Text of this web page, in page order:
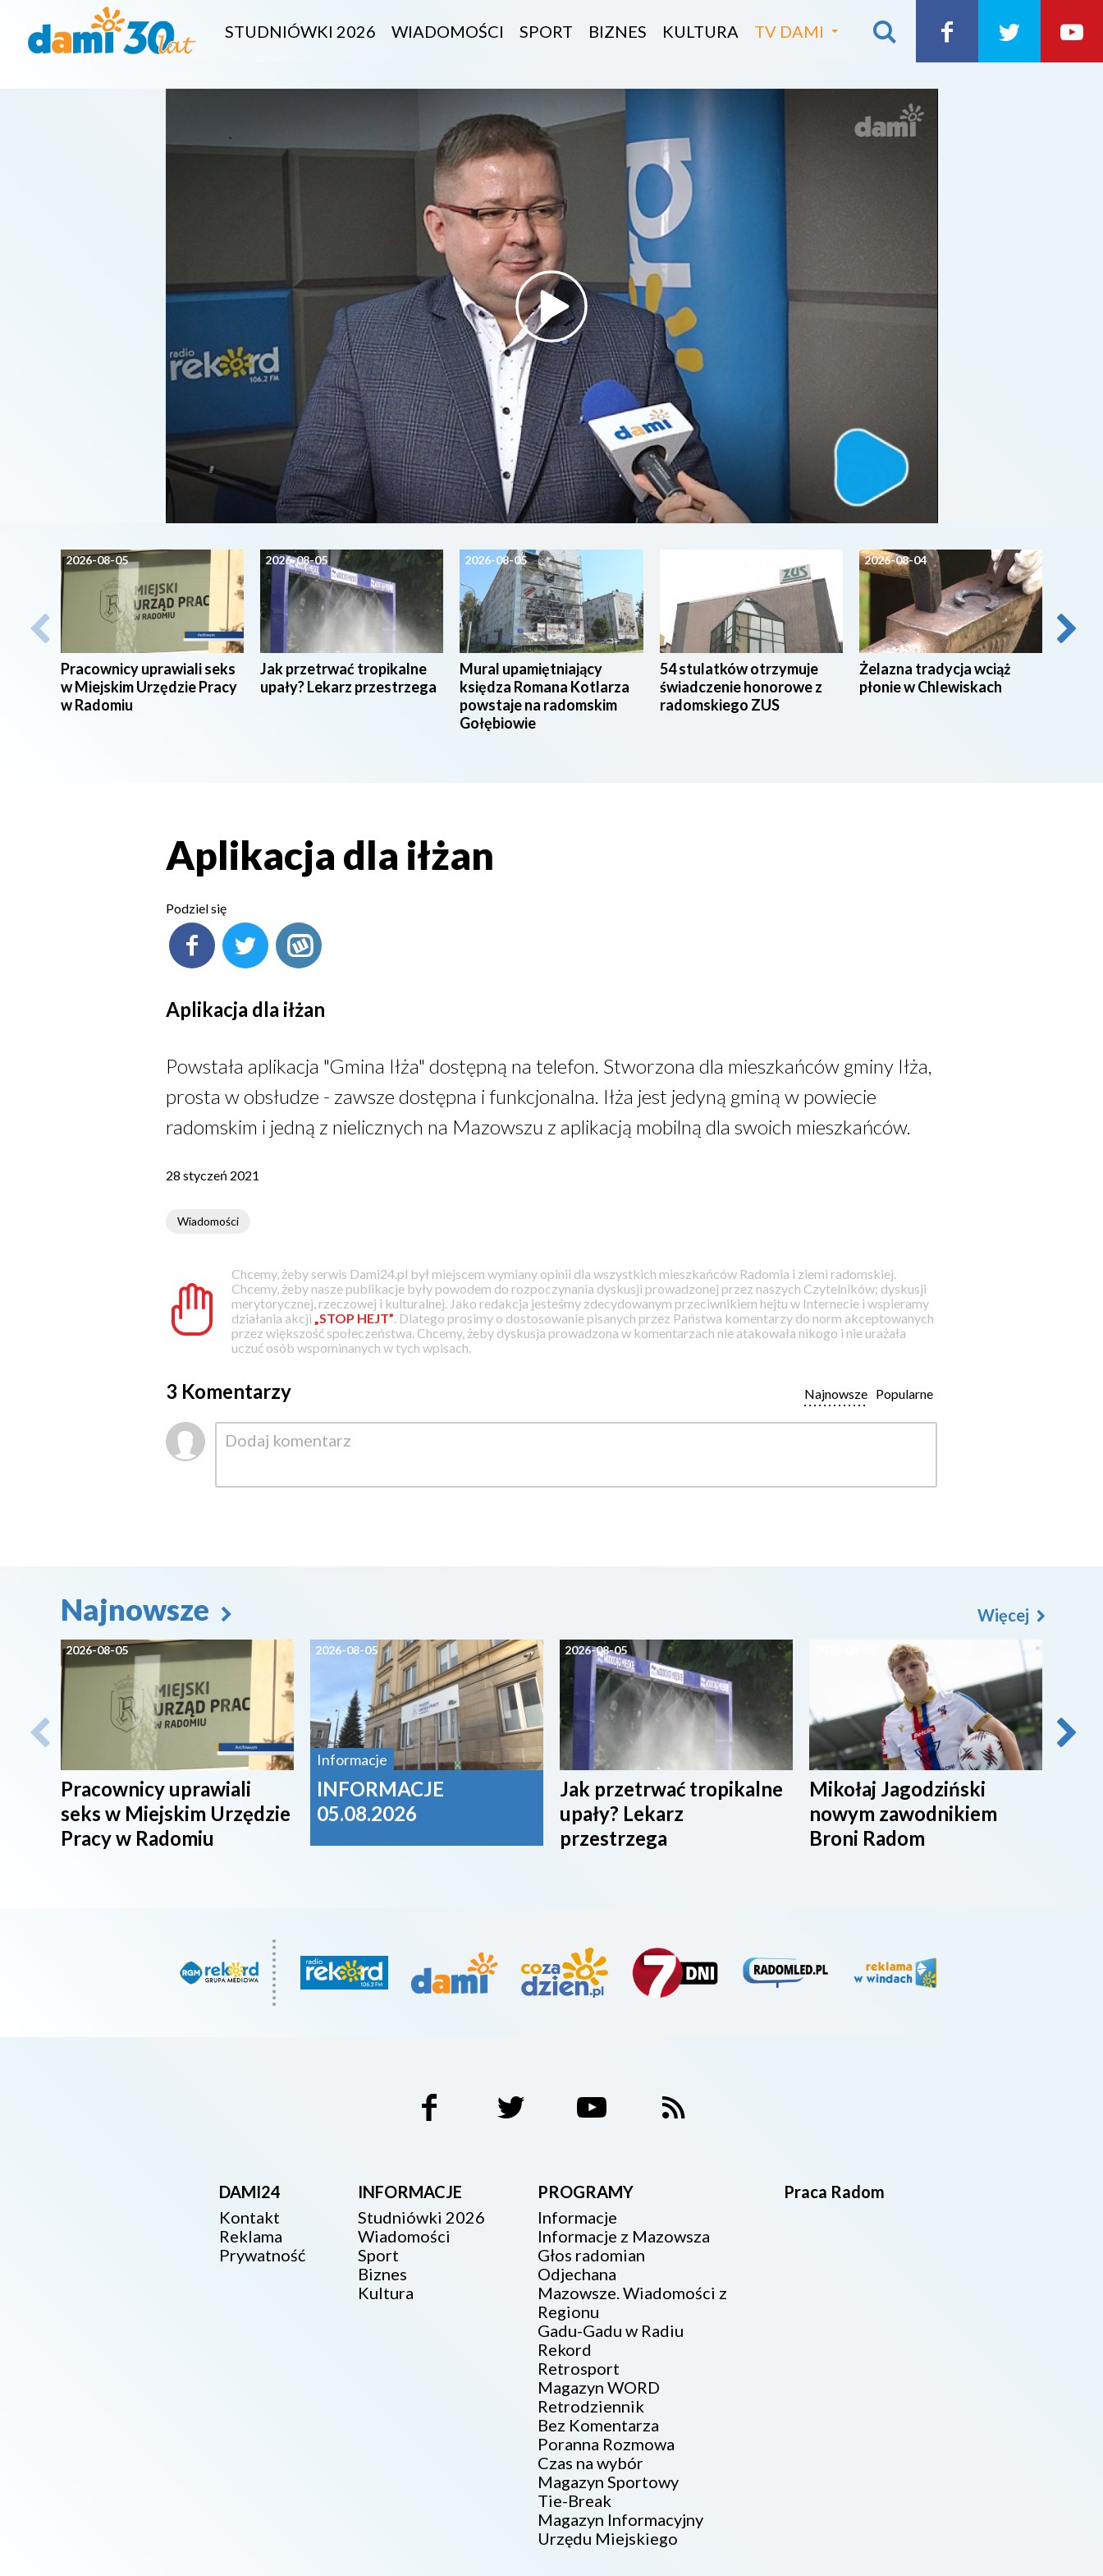
STUDNIÓWKI 2026 WIADOMOŚCI SPORT BIZNES KULTURA TV DAMI
2026-08-05
Pracownicy uprawiali seks
w Miejskim Urzędzie Pracy
w Radomiu
2026-08-05
Jak przetrwać tropikalne
upały? Lekarz przestrzega
2026-08-05
Mural upamiętniający
księdza Romana Kotlarza
powstaje na radomskim
Gołębiowie
54 stulatków otrzymuje
świadczenie honorowe z
radomskiego ZUS
2026-08-04
Żelazna tradycja wciąż
płonie w Chlewiskach
Aplikacja dla iłżan
Podziel się
Aplikacja dla iłżan
Powstała aplikacja "Gmina Iłża" dostępną na telefon. Stworzona dla mieszkańców gminy Iłża,
prosta w obsłudze - zawsze dostępna i funkcjonalna. Iłża jest jedyną gminą w powiecie
radomskim i jedną z nielicznych na Mazowszu z aplikacją mobilną dla swoich mieszkańców.
28 styczeń 2021
Wiadomości
Chcemy, żeby serwis Dami24.pl był miejscem wymiany opinii dla wszystkich mieszkańców Radomia i ziemi radomskiej.
Chcemy, żeby nasze publikacje były powodem do rozpoczynania dyskusji prowadzonej przez naszych Czytelników; dyskusji
merytorycznej, rzeczowej i kulturalnej. Jako redakcja jesteśmy zdecydowanym przeciwnikiem hejtu w Internecie i wspieramy
działania akcji „STOP HEJT” . Dlatego prosimy o dostosowanie pisanych przez Państwa komentarzy do norm akceptowanych
przez większość społeczeństwa. Chcemy, żeby dyskusja prowadzona w komentarzach nie atakowała nikogo i nie urażała
uczuć osób wspominanych w tych wpisach.
3 Komentarzy Popularne
Najnowsze
Najnowsze
2026-08-05
Pracownicy uprawiali
seks w Miejskim Urzędzie
Pracy w Radomiu
2026-08-05
Informacje
INFORMACJE
05.08.2026
2026-08-05
Jak przetrwać tropikalne
upały? Lekarz
przestrzega
Mikołaj Jagodziński
nowym zawodnikiem
Broni Radom
Więcej
DAMI24
Kontakt
Reklama
Prywatność
INFORMACJE
Studniówki 2026
Wiadomości
Sport
Biznes
Kultura
PROGRAMY
Informacje
Informacje z Mazowsza
Głos radomian
Odjechana
Mazowsze. Wiadomości z
Regionu
Gadu-Gadu w Radiu
Rekord
Retrosport
Magazyn WORD
Retrodziennik
Bez Komentarza
Poranna Rozmowa
Czas na wybór
Magazyn Sportowy
Tie-Break
Magazyn Informacyjny
Urzędu Miejskiego
Praca Radom